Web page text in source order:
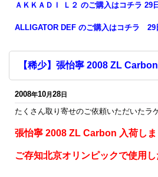
ＡＫＫＡＤＩ Ｌ２ のご購入はコチラ 29
ALLIGATOR DEF のご購入はコチラ 29
【稀少】張怡寧 2008 ZL
2008年10月28日
たくさん取り寄せのご依頼いただいたラ
張怡寧 2008 ZL Carbon 入荷しま
ご存知北京オリンピックで使用